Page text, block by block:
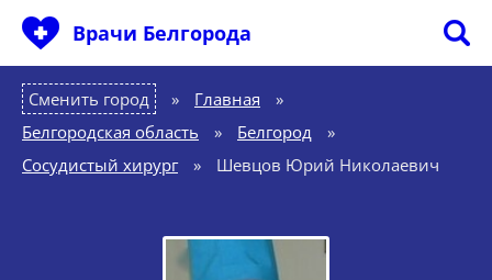
Врачи Белгорода
Сменить город Главная
»
Белгородская область
» Белгород
»
Сосудистый хирург
» Шевцов Юрий Николаевич